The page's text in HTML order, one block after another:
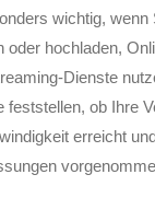
wichtig, wenn
oder hochladen,
Dienste
feststellen, ob Ihre
erreicht